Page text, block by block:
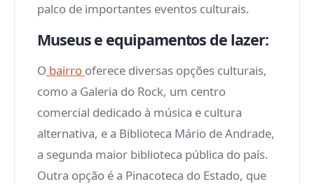
palco de importantes eventos culturais.
Museus e equipamentos de lazer:
O bairro oferece diversas opções culturais,
como a Galeria do Rock, um centro
comercial dedicado à música e cultura
alternativa, e a Biblioteca Mário de Andrade,
a segunda maior biblioteca pública do país.
Outra opção é a Pinacoteca do Estado, que